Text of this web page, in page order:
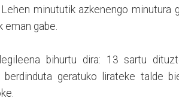
minututik azkenengo minutura
eman gabe.
bihurtu dira: 13 sartu
berdinduta geratuko lirateke talde